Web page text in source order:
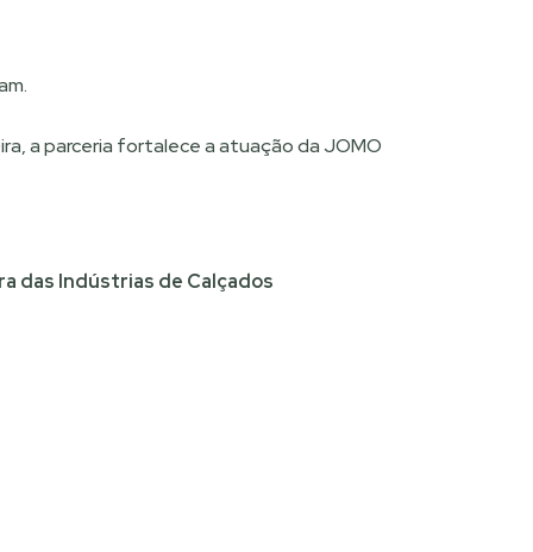
a parceria fortalece a atuação da JOMO
das Indústrias de Calçados